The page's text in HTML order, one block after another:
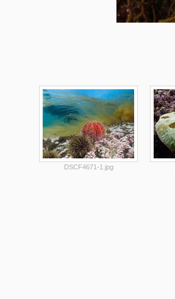
DSCF4671-1.jpg